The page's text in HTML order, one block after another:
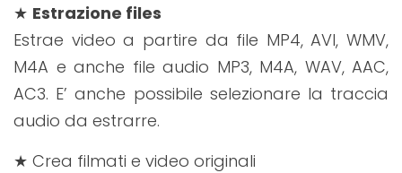
★ Estrazione files
Estrae video a partire da file MP4, AVI, WMV,
M4A e anche file audio MP3, M4A, WAV, AAC,
AC3. E’ anche possibile selezionare la traccia
audio da estrarre.
★ Crea filmati e video originali